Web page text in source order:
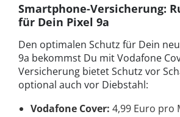
Smartphone-Versicherung:
für Dein Pixel 9a
Den optimalen Schutz für Dein
9a bekommst Du mit Vodafone
Versicherung bietet Schutz vor
optional auch vor Diebstahl:
Vodafone Cover: 4,99 Euro pro